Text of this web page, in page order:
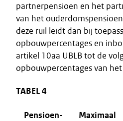
partnerpensioen en het
van het
deze ruil leidt dan bij
opbouwpercentages en
artikel 10aa UBLB tot de
opbouwpercentages van
TABEL 4
Pensioen-
Maximaal